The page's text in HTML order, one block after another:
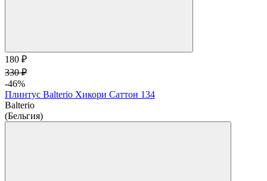
180 ₽
330 ₽
-46%
Плинтус Balterio Хикори Саттон 134
Balterio
(Бельгия)